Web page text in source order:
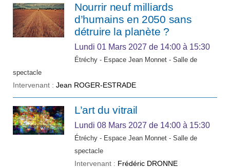
Nourrir neuf milliards
d’humains en 2050 sans
détruire la planète ?
Lundi 01 Mars 2027 de 14:00 à 15:30
Étréchy - Espace Jean Monnet - Salle de
spectacle
Intervenant : Jean ROGER-ESTRADE
L’art du vitrail
Lundi 08 Mars 2027 de 14:00 à 15:30
Étréchy - Espace Jean Monnet - Salle de
spectacle
Intervenant : Frédéric DRONNE